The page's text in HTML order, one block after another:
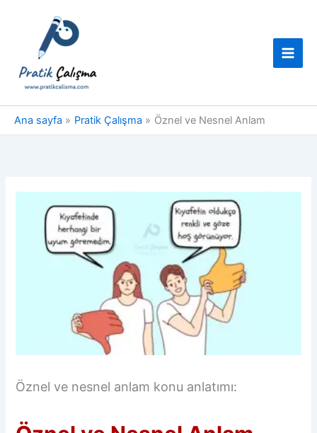
Ana sayfa Pratik Çalışma Öznel ve Nesnel Anlam
Öznel ve nesnel anlam konu anlatımı: